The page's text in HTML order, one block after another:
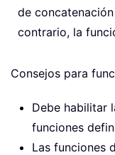
de
contrario, la
Consejos para
Debe habilitar
funciones
Las funciones